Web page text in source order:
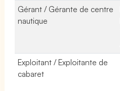
Gérant / Gérante de centre
nautique
Exploitant / Exploitante de
cabaret